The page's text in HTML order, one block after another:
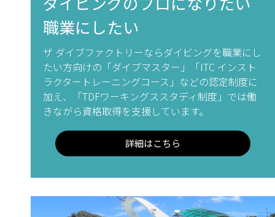
職業にしたい
ザ ダイブファクトリーならダイビングを職業にし
たい方向けの「ダイブマスター」「ITC インスト
ラクタートレーニングコース」などの認定制度に
加え、「TDFワーキングススタディ制度」では働
きながら資格取得を支援しています。
詳細はこちら